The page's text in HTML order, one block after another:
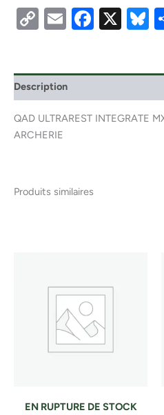
CopyEmail X
Description
QAD ULTRAREST INTEGRATE
ARCHERIE
Produits similaires
EN RUPTURE DE STOCK